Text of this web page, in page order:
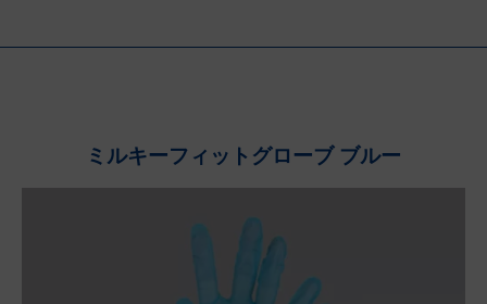
ミルキーフィットグローブ ブルー